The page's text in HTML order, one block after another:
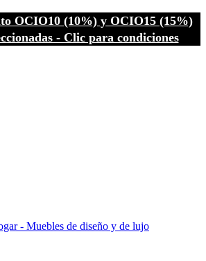
OCIO10 (10%) y OCIO15 (15%)
- Clic para condiciones